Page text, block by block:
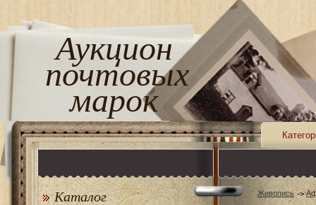
Аукцион
почтовых
марок
Каталог
Живопись